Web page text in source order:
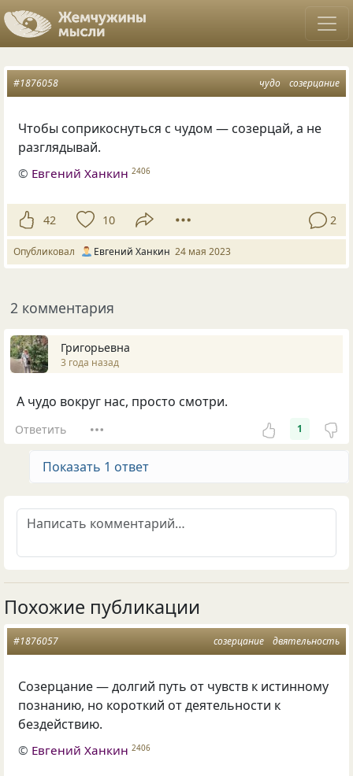
чудо созерцание
#1876058
Чтобы соприкоснуться с чудом — созерцай, а не
разглядывай.
© Евгений Ханкин 2406
42 10 2
Опубликовал Евгений Ханкин 24 мая 2023
2 комментария
Григорьевна
3 года назад
А чудо вокруг нас, просто смотри.
Ответить 1
Показать 1 ответ
Похожие публикации
созерцание двятельность
#1876057
Созерцание — долгий путь от чувств к истинному
познанию, но короткий от деятельности к
бездействию.
© Евгений Ханкин 2406